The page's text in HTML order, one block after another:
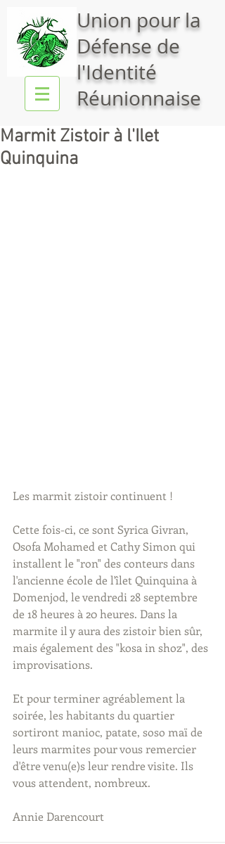
Union pour la
Défense de
l'Identité
Réunionnaise
Marmit Zistoir à l'Ilet
Quinquina
Les marmit zistoir continuent !
Cette fois-ci, ce sont Syrica Givran,
Osofa Mohamed et Cathy Simon qui
installent le "ron" des conteurs dans
l'ancienne école de l'îlet Quinquina à
Domenjod, le vendredi 28 septembre
de 18 heures à 20 heures. Dans la
marmite il y aura des zistoir bien sûr,
mais également des "kosa in shoz", des
improvisations.
Et pour terminer agréablement la
soirée, les habitants du quartier
sortiront manioc, patate, soso maï de
leurs marmites pour vous remercier
d'être venu(e)s leur rendre visite. Ils
vous attendent, nombreux.
Annie Darencourt